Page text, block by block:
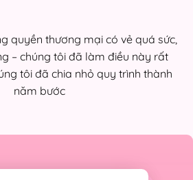
quyền thương mại có vẻ quá sức,
– chúng tôi đã làm điều này rất
tôi đã chia nhỏ quy trình thành
năm bước